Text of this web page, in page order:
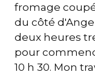
fromage
du côté
deux heures
pour
10 h 30. Mon